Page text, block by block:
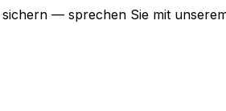
— sprechen Sie mit